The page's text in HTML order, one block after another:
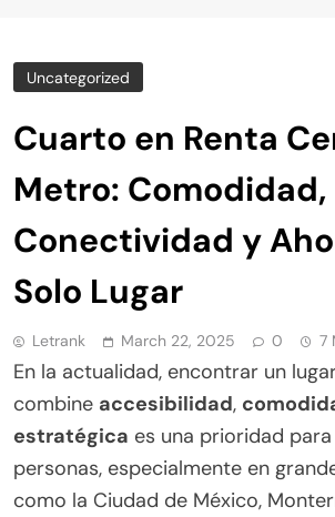
Uncategorized
Cuarto en Renta
Metro: Comodidad,
Conectividad y
Solo Lugar
Letrank March 22, 2025 0 7
En la actualidad, encontrar un
combine accesibilidad,
estratégica es una prioridad
personas, especialmente en
como la Ciudad de México,